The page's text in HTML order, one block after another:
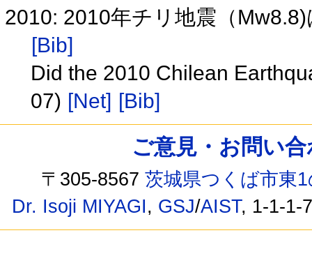
2010: 2010年チリ地震（
[Bib]
Did the 2010 Chilean
07) [Net] [Bib]
ご意見・お問い
〒305-8567茨城県つくば市東
Dr. Isoji MIYAGI, GSJ/AIST, 1-1-1-